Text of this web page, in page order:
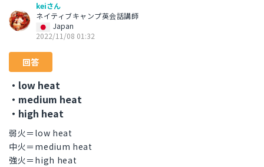
keiさん
ネイティブキャンプ英会話講師
Japan
2022/11/08 01:32
回答
・low heat
・medium heat
・high heat
弱火＝low heat
中火＝medium heat
強火＝high heat